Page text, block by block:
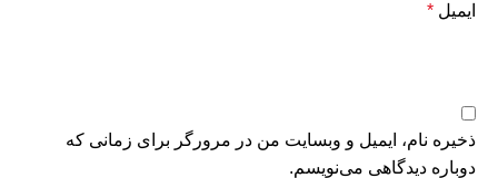
ایمیل *
ذخیره نام، ایمیل و وبسایت من در مرورگر برای زمانی که
دوباره دیدگاهی می‌نویسم.